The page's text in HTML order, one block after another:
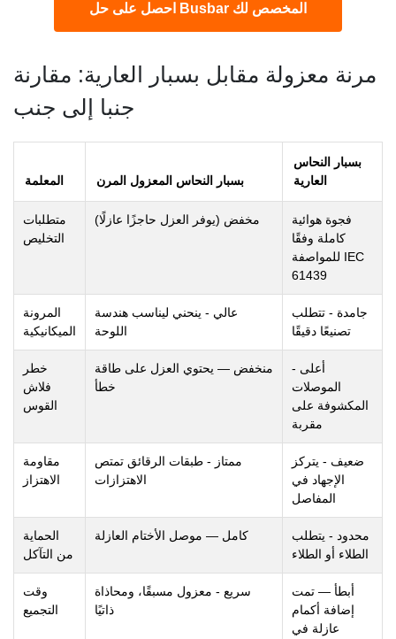
احصل على حل Busbar المخصص لك
مرنة معزولة مقابل بسبار العارية: مقارنة
جنبا إلى جنب
المعلمة بسبار النحاس المعزول المرن
بسبار النحاس
العارية
متطلبات
التخليص
مخفض (يوفر العزل حاجزًا عازلًا)
فجوة هوائية
كاملة وفقًا
للمواصفة IEC
61439
المرونة
الميكانيكية
عالي - ينحني ليناسب هندسة
اللوحة
جامدة - تتطلب
تصنيعًا دقيقًا
خطر
فلاش
القوس
منخفض — يحتوي العزل على طاقة
خطأ
أعلى -
الموصلات
المكشوفة على
مقربة
مقاومة
الاهتزاز
ممتاز - طبقات الرقائق تمتص
الاهتزازات
ضعيف - يتركز
الإجهاد في
المفاصل
الحماية
من التآكل
كامل — موصل الأختام العازلة
محدود - يتطلب
الطلاء أو الطلاء
وقت
التجميع
سريع - معزول مسبقًا، ومحاذاة
ذاتيًا
أبطأ — تمت
إضافة أكمام
عازلة في